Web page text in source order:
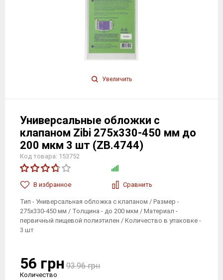
Увеличить
Универсальные обложки с
клапаном Zibi 275х330-450 мм до
200 мкм 3 шт (ZB.4744)
Код товара: 153752
В избранноe Сравнить
Тип - Универсальная обложка с клапаном / Размер -
275х330-450 мм / Толщина - до 200 мкм / Материал -
первичный пищевой полиэтилен / Количество в упаковке -
3 шт
56 грн 93.96 грн
Количество